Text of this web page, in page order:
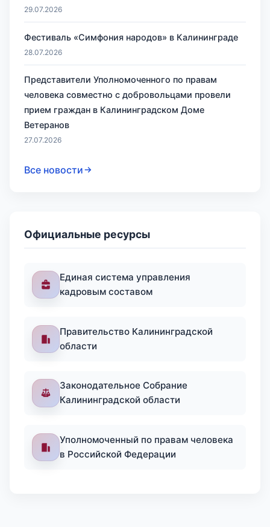
29.07.2026
Фестиваль «Симфония народов» в Калининграде
28.07.2026
Представители Уполномоченного по правам
человека совместно с добровольцами провели
прием граждан в Калининградском Доме
Ветеранов
27.07.2026
Все новости
Официальные ресурсы
Единая система управления
кадровым составом
Правительство Калининградской
области
Законодательное Собрание
Калининградской области
Уполномоченный по правам человека
в Российской Федерации